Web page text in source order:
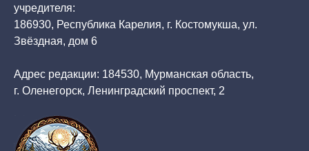
учредителя:
186930, Республика Карелия, г. Костомукша, ул.
Звёздная, дом 6
Адрес редакции: 184530, Мурманская область,
г. Оленегорск, Ленинградский проспект, 2